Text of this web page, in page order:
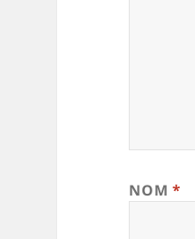
NOM *